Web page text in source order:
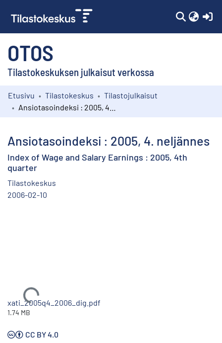
OTOS
Tilastokeskuksen julkaisut verkossa
Kokoelmat
Etusivu Tilastokeskus
Tilastojulkaisut
Ansiotasoindeksi : 2005, 4. neljännes
Index of Wage and Salary Earnings : 2005, 4th
quarter
Tilastokeskus
2006-02-10
Ladataan...
xati_2005q4_2006_dig.pdf
1.74 MB
CC BY 4.0